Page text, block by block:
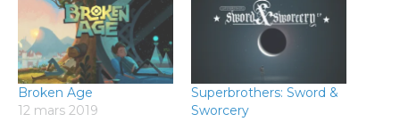
Broken Age
12 mars 2019
Superbrothers: Sword &
Sworcery